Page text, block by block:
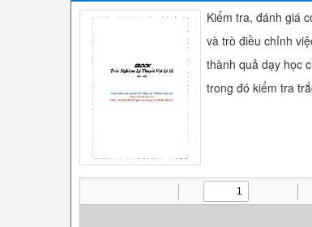
Kiểm tra, đánh giá
và trò điều chỉnh
thành quả dạy học
trong đó kiểm tra